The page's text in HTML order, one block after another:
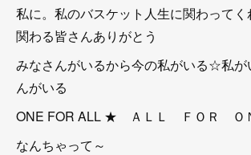
私に。私のバスケット人生に関わってく
関わる皆さんありがとう
みなさんがいるから今の私がいる☆私が
んがいる
ONE FOR ALL ★ ＡＬＬ ＦＯＲ Ｏ
なんちゃって～